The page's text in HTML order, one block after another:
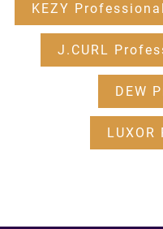
KEZY Professional
J.CURL
DEW